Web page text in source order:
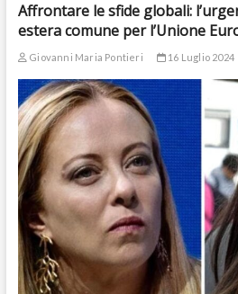
Affrontare le sfide globali:
estera comune per l’Unione
Giovanni Maria Pontieri 16 Luglio 2024